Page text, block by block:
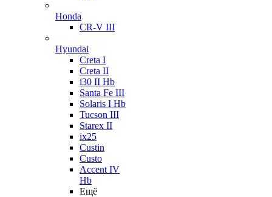
Honda
CR-V III
Hyundai
Creta I
Creta II
i30 II Hb
Santa Fe III
Solaris I Hb
Tucson III
Starex II
ix25
Custin
Custo
Accent IV
Hb
Ещё